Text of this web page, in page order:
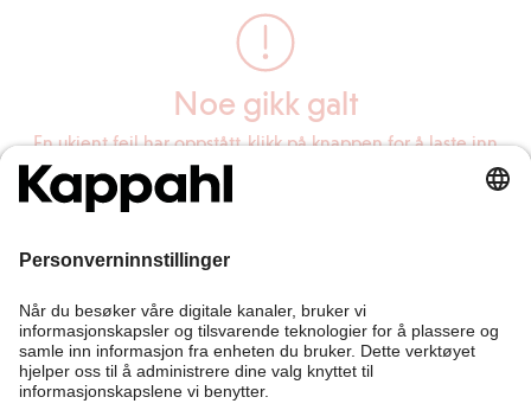
Noe gikk galt
En ukjent feil har oppstått, klikk på knappen for å laste inn
siden på nytt.